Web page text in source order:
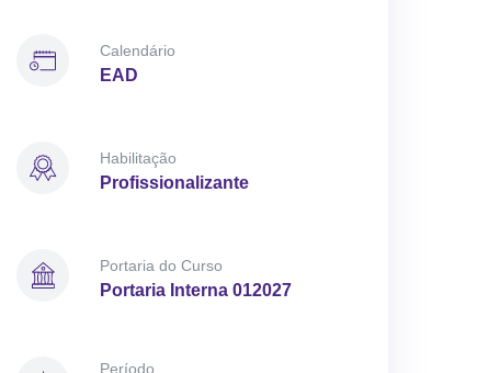
Calendário
EAD
Habilitação
Profissionalizante
Portaria do Curso
Portaria Interna 012027
Período